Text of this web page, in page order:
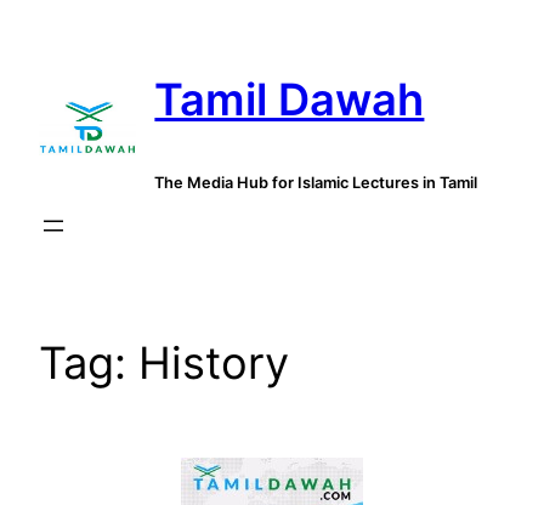
Tamil Dawah
The Media Hub for Islamic Lectures in Tamil
Tag: History